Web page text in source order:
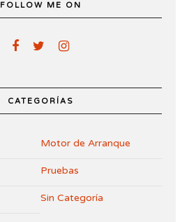
FOLLOW ME ON
CATEGORÍAS
Motor de Arranque
Pruebas
Sin Categoría